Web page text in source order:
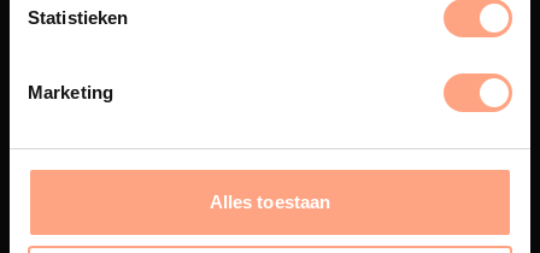
Statistieken
Marketing
Alles toestaan
eigen spuiterij afgewerkt met
Interieur inrichting
PUUUR biedt volledige